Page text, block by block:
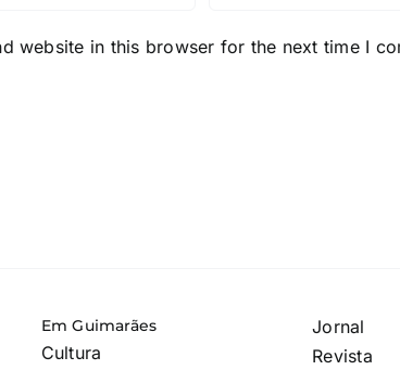
website in this browser for the next time I
Em Guimarães
Cultura
Jornal
Revista